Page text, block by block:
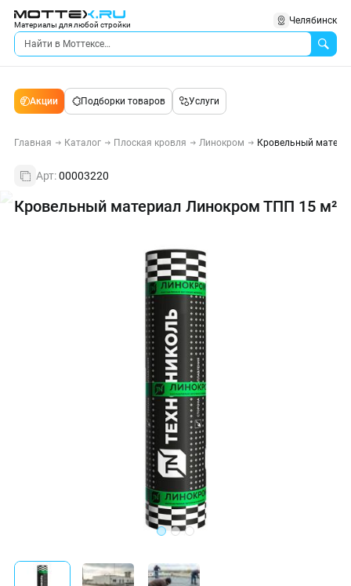
Материалы для любой стройки Челябинск
Акции Подборки товаров Услуги
Главная Каталог Плоская кровля Линокром Кровельный
Арт:00003220
Кровельный материал Линокром ТПП 15 м²